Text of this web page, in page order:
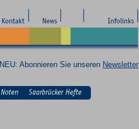
NEU: Abonnieren Sie unseren Newsletter